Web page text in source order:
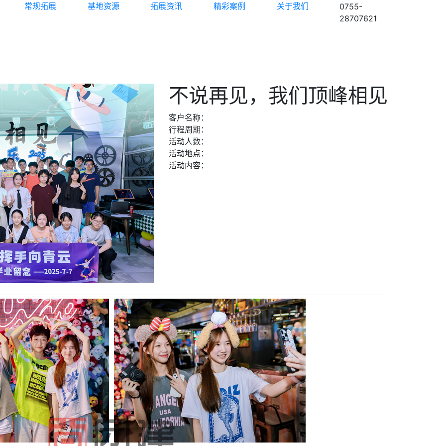
常规拓展 基地资源 拓展资讯 精彩案例 关于我们
0755-
28707621
不说再见，我们顶峰相见
客户名称：
行程周期 ：
活动人数：
活动地点 ：
活动内容：